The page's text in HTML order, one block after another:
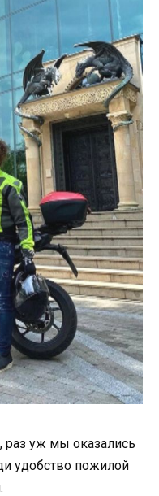
раз уж мы оказались
удобство пожилой